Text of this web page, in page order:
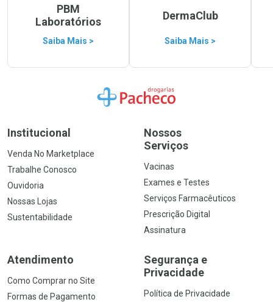
PBM
Laboratórios
Saiba Mais >
DermaClub
Saiba Mais >
Ir para a Home
Institucional
Venda No Marketplace
Trabalhe Conosco
Ouvidoria
Nossas Lojas
Sustentabilidade
Nossos
Serviços
Vacinas
Exames e Testes
Serviços Farmacêuticos
Prescrição Digital
Assinatura
Atendimento
Como Comprar no Site
Formas de Pagamento
Segurança e
Privacidade
Política de Privacidade